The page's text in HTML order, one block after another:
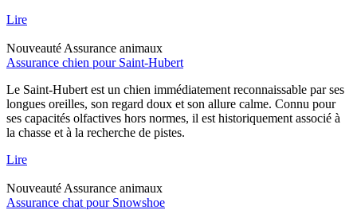
Lire
Nouveauté Assurance animaux
Assurance chien pour Saint-Hubert
Le Saint-Hubert est un chien immédiatement reconnaissable par ses
longues oreilles, son regard doux et son allure calme. Connu pour
ses capacités olfactives hors normes, il est historiquement associé à
la chasse et à la recherche de pistes.
Lire
Nouveauté Assurance animaux
Assurance chat pour Snowshoe